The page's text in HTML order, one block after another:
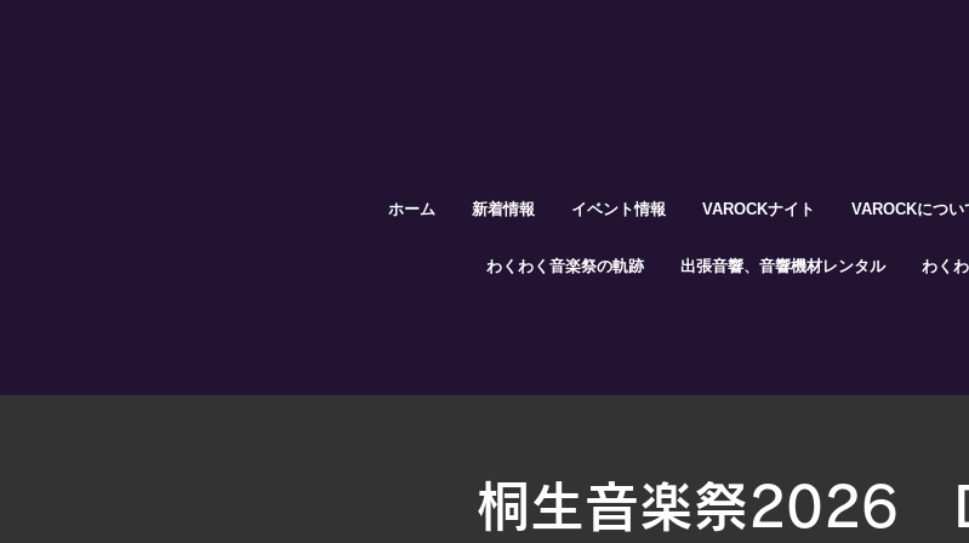
ホーム 新着情報 イベント情報 VAROCKナイト VAROCKについ
わくわく音楽祭の軌跡 出張音響、音響機材レンタル わく
桐生音楽祭2026